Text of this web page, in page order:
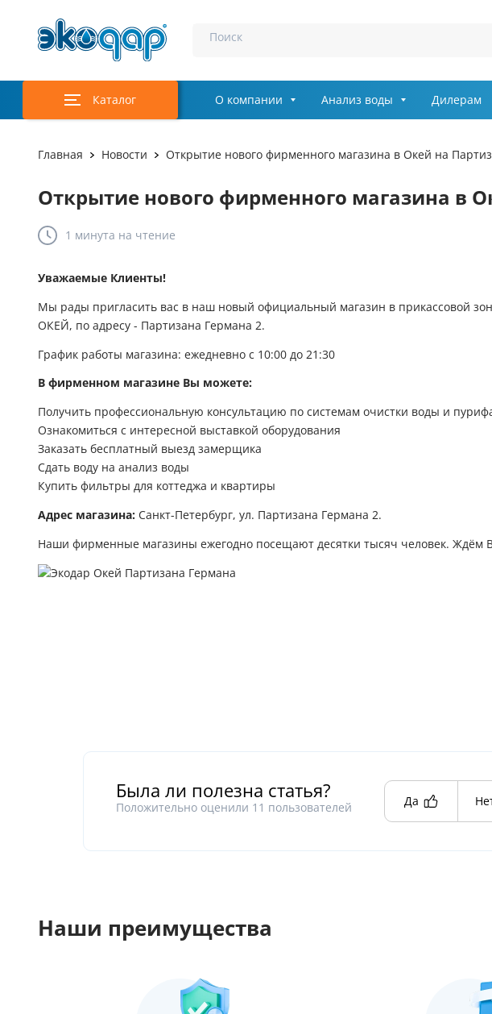
Поиск
Каталог О компании Анализ воды Дилерам
Главная Новости Открытие нового фирменного магазина в Окей на
Открытие нового фирменного магазина в
1 минута на чтение
Уважаемые Клиенты!
Мы рады пригласить вас в наш новый официальный магазин в прикассовой
ОКЕЙ, по адресу - Партизана Германа 2.
График работы магазина: ежедневно с 10:00 до 21:30
В фирменном магазине Вы можете:
Получить профессиональную консультацию по системам очистки воды и
Ознакомиться с интересной выставкой оборудования
Заказать бесплатный выезд замерщика
Сдать воду на анализ воды
Купить фильтры для коттеджа и квартиры
Адрес магазина: Санкт-Петербург, ул. Партизана Германа 2.
Наши фирменные магазины ежегодно посещают десятки тысяч человек. Ждём
Была ли полезна статья?
Положительно оценили 11 пользователей Да
Наши преимущества